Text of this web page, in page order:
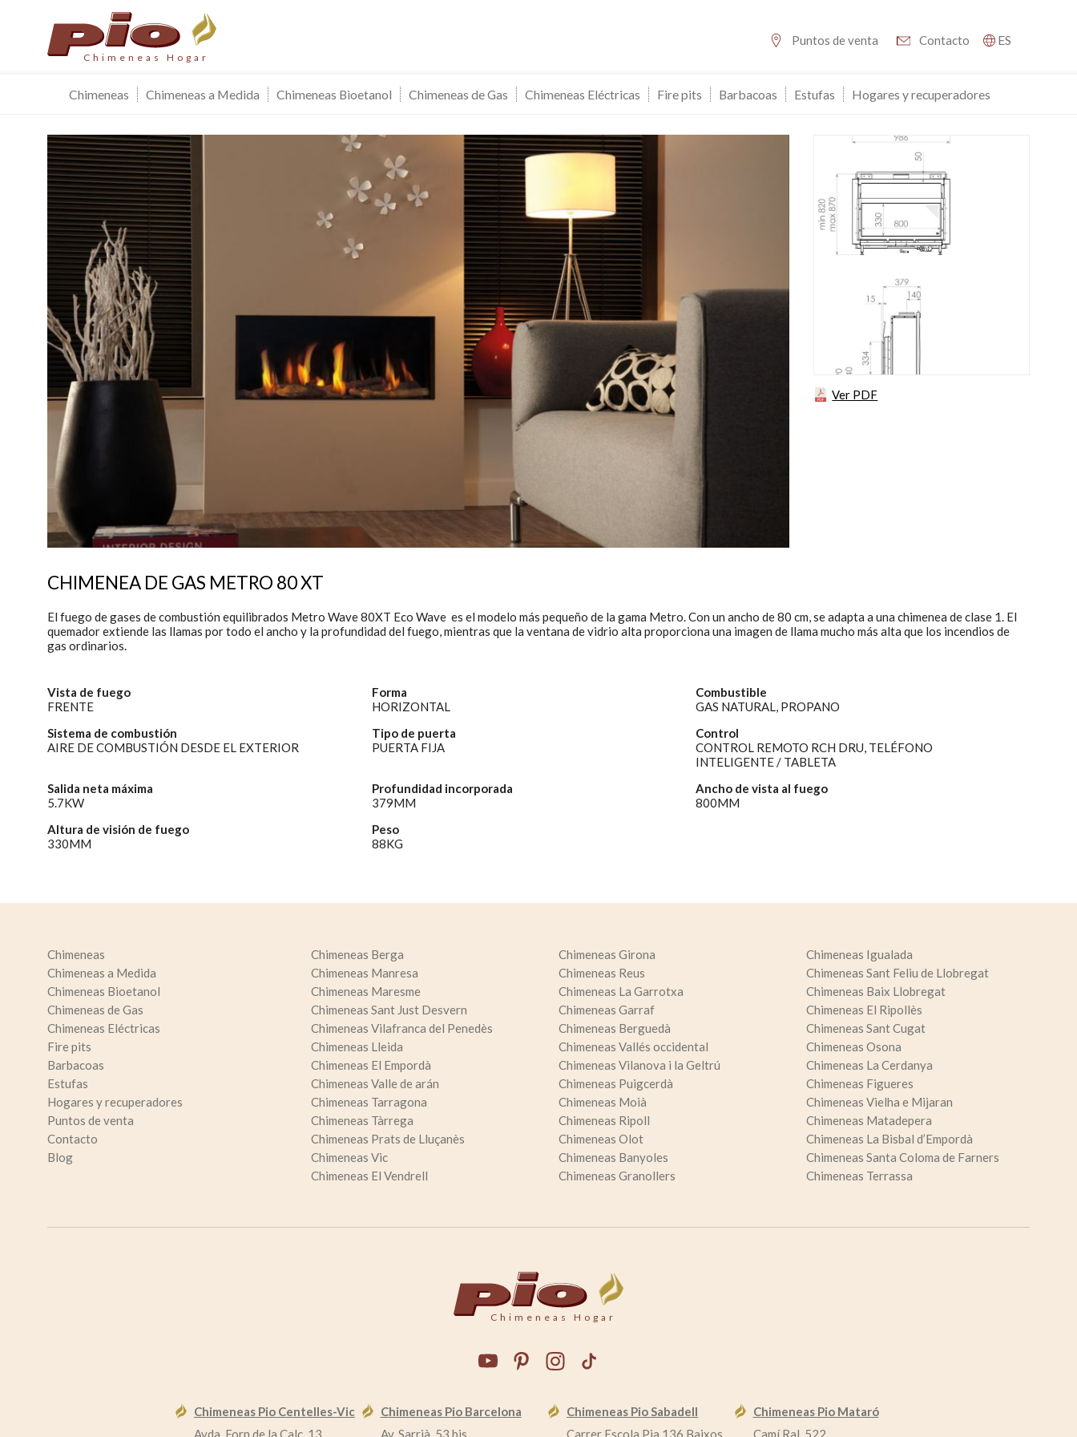
Chimeneas Hogar
Puntos de venta Contacto ES
Chimeneas Chimeneas a Medida Chimeneas Bioetanol Chimeneas de Gas Chimeneas Eléctricas Fire pits Barbacoas Estufas Hogares y recuperadores
Ver PDF
CHIMENEA DE GAS METRO 80 XT
El fuego de gases de combustión equilibrados Metro Wave 80XT Eco Wave es el modelo más pequeño de la gama Metro. Con un ancho de 80 cm, se adapta a una chimenea de clase 1. El
quemador extiende las llamas por todo el ancho y la profundidad del fuego, mientras que la ventana de vidrio alta proporciona una imagen de llama mucho más alta que los incendios de
gas ordinarios.
Vista de fuego
FRENTE
Forma
HORIZONTAL
Combustible
GAS NATURAL, PROPANO
Sistema de combustión
AIRE DE COMBUSTIÓN DESDE EL EXTERIOR
Tipo de puerta
PUERTA FIJA
Control
CONTROL REMOTO RCH DRU, TELÉFONO
INTELIGENTE / TABLETA
Salida neta máxima
5.7KW
Profundidad incorporada
379MM
Ancho de vista al fuego
800MM
Altura de visión de fuego
330MM
Peso
88KG
Chimeneas
Chimeneas a Medida
Chimeneas Bioetanol
Chimeneas de Gas
Chimeneas Eléctricas
Fire pits
Barbacoas
Estufas
Hogares y recuperadores
Puntos de venta
Contacto
Blog
Chimeneas Berga Chimeneas Girona
Chimeneas Igualada
Chimeneas Manresa
Chimeneas Reus
Chimeneas Sant Feliu de Llobregat
Chimeneas Maresme
Chimeneas La Garrotxa
Chimeneas Baix Llobregat
Chimeneas Sant Just Desvern
Chimeneas Garraf
Chimeneas El Ripollès
Chimeneas Vilafranca del Penedès
Chimeneas Berguedà
Chimeneas Sant Cugat
Chimeneas Lleida
Chimeneas Vallés occidental
Chimeneas Osona
Chimeneas El Empordà
Chimeneas Vilanova i la Geltrú
Chimeneas La Cerdanya
Chimeneas Valle de arán
Chimeneas Puigcerdà
Chimeneas Figueres
Chimeneas Tarragona
Chimeneas Moià
Chimeneas Vielha e Mijaran
Chimeneas Tàrrega
Chimeneas Ripoll
Chimeneas Matadepera
Chimeneas Prats de Lluçanès
Chimeneas Olot
Chimeneas La Bisbal d’Empordà
Chimeneas Vic
Chimeneas Banyoles
Chimeneas Santa Coloma de Farners
Chimeneas El Vendrell
Chimeneas Granollers Chimeneas Terrassa
Chimeneas Hogar
Chimeneas Pio Centelles-Vic
Avda. Forn de la Calç, 13
Chimeneas Pio Barcelona
Av. Sarrià, 53 bis
Chimeneas Pio Sabadell
Carrer Escola Pia 136 Baixos
Chimeneas Pio Mataró
Camí Ral, 522
Modificar cookies
Siempre activas
Este sitio web utiliza Cookies propias para recopilar información con la finalidad de
mejorar nuestros servicios. Si continua navegando, supone la aceptación de la
instalación de las mismas. El usuario tiene la posibilidad de configurar su navegador
pudiendo, si así lo desea, impedir que sean instaladas en su disco duro, aunque
deberá tener en cuenta que dicha acción podrá ocasionar dificultades de navegación
Permiten realizar el seguimiento y análisis del comportamiento de los usuarios de este
sitio web. La información recogida mediante este tipo de cookies se utiliza en la
medición de la actividad de la web para la elaboración de perfiles de navegación de
los usuarios con el fin de introducir mejoras en función del análisis de los datos de uso
que hacen los usuarios del servicio. Permiten guardar la información de preferencia
del usuario para mejorar la calidad de nuestros servicios y para ofrecer una mejor
Estas cookies son utilizadas para almacenar información sobre las preferencias y
elecciones personales del usuario a través de la observación continuada de sus